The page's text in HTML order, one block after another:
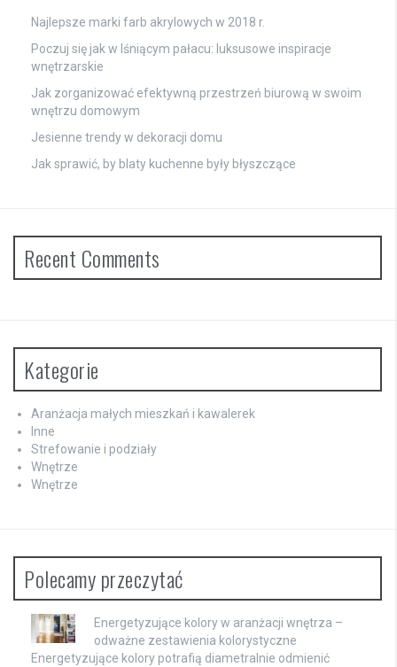
Najlepsze marki farb akrylowych w 2018 r.
Poczuj się jak w lśniącym pałacu: luksusowe inspiracje
wnętrzarskie
Jak zorganizować efektywną przestrzeń biurową w swoim
wnętrzu domowym
Jesienne trendy w dekoracji domu
Jak sprawić, by blaty kuchenne były błyszczące
Recent Comments
Kategorie
Aranżacja małych mieszkań i kawalerek
Inne
Strefowanie i podziały
Wnętrze
Wnętrze
Polecamy przeczytać
Energetyzujące kolory w aranżacji wnętrza –
odważne zestawienia kolorystyczne
Energetyzujące kolory potrafią diametralnie odmienić